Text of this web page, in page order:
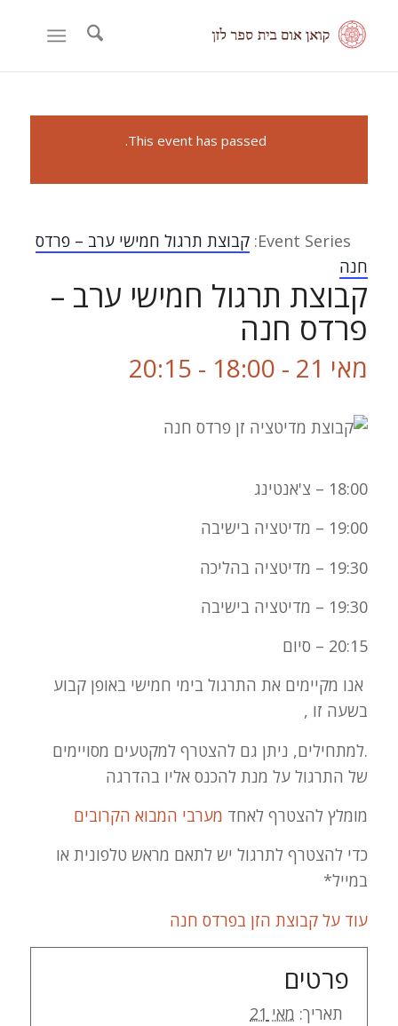
This event has passed.
Event Series: קבוצת תרגול חמישי ערב – פרדס
חנה
קבוצת תרגול חמישי ערב –
פרדס חנה
מאי 21 - 18:00 -
20:15
18:00 – צ'אנטינג
19:00 – מדיטציה בישיבה
19:30 – מדיטציה בהליכה
19:30 – מדיטציה בישיבה
20:15 – סיום
אנו מקיימים את התרגול בימי חמישי באופן קבוע
בשעה זו ,
.למתחילים, ניתן גם להצטרף למקטעים מסויימים
של התרגול על מנת להכנס אליו בהדרגה
מומלץ להצטרף לאחד מערבי המבוא הקרובים
כדי להצטרף לתרגול יש לתאם מראש טלפונית או
במייל*
עוד על קבוצת הזן בפרדס חנה
פרטים
תאריך: מאי 21